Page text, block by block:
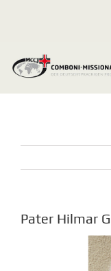
Pater Hilmar